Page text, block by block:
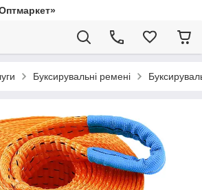
Буксирувальні ремені